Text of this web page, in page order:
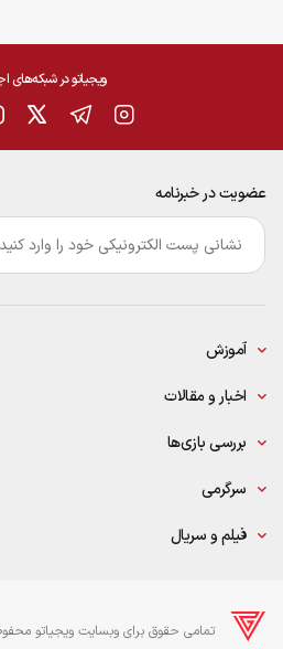
ویجیاتو در شبکه‌های
عضویت در خبرنامه
ایمیل
آموزش
اخبار و مقالات
بررسی بازی‌ها
سرگرمی
فیلم و سریال
تمامی حقوق برای وبسایت ویجیاتو